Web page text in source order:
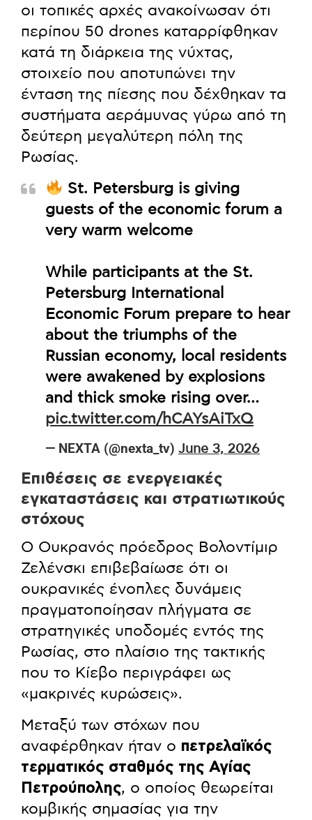
οι τοπικές αρχές ανακοίνωσαν ότι
περίπου 50 drones καταρρίφθηκαν
κατά τη διάρκεια της νύχτας,
στοιχείο που αποτυπώνει την
ένταση της πίεσης που δέχθηκαν τα
συστήματα αεράμυνας γύρω από τη
δεύτερη μεγαλύτερη πόλη της
Ρωσίας.
St. Petersburg is giving
guests of the economic forum a
very warm welcome
While participants at the St.
Petersburg International
Economic Forum prepare to hear
about the triumphs of the
Russian economy, local residents
were awakened by explosions
and thick smoke rising over…
pic.twitter.com/hCAYsAiTxQ
— NEXTA (@nexta_tv) June 3, 2026
Επιθέσεις σε ενεργειακές
εγκαταστάσεις και στρατιωτικούς
στόχους
Ο Ουκρανός πρόεδρος Βολοντίμιρ
Ζελένσκι επιβεβαίωσε ότι οι
ουκρανικές ένοπλες δυνάμεις
πραγματοποίησαν πλήγματα σε
στρατηγικές υποδομές εντός της
Ρωσίας, στο πλαίσιο της τακτικής
που το Κίεβο περιγράφει ως
«μακρινές κυρώσεις».
Μεταξύ των στόχων που
αναφέρθηκαν ήταν ο πετρελαϊκός
τερματικός σταθμός της Αγίας
Πετρούπολης, ο οποίος θεωρείται
κομβικής σημασίας για την